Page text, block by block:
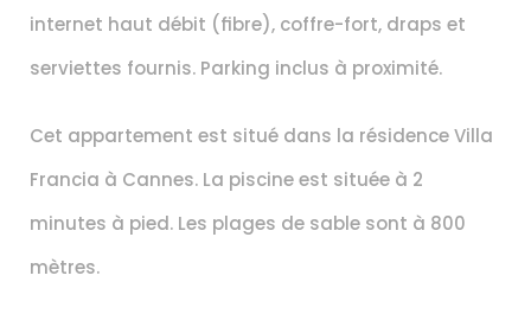
internet haut débit (fibre), coffre-fort, draps et
serviettes fournis. Parking inclus à proximité.
Cet appartement est situé dans la résidence Villa
Francia à Cannes. La piscine est située à 2
minutes à pied. Les plages de sable sont à 800
mètres.